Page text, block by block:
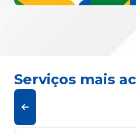
Serviços mais